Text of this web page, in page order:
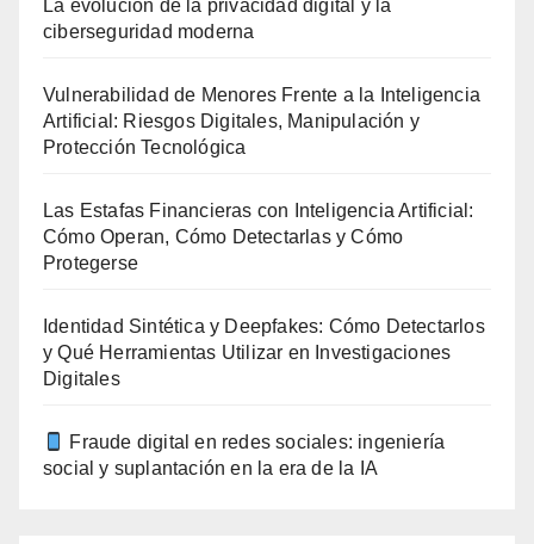
La evolución de la privacidad digital y la
ciberseguridad moderna
Vulnerabilidad de Menores Frente a la Inteligencia
Artificial: Riesgos Digitales, Manipulación y
Protección Tecnológica
Las Estafas Financieras con Inteligencia Artificial:
Cómo Operan, Cómo Detectarlas y Cómo
Protegerse
Identidad Sintética y Deepfakes: Cómo Detectarlos
y Qué Herramientas Utilizar en Investigaciones
Digitales
Fraude digital en redes sociales: ingeniería
social y suplantación en la era de la IA